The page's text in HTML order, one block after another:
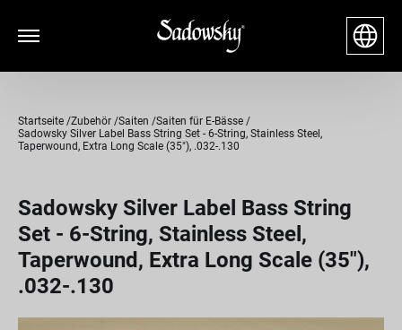
Startseite Zubehör Saiten
Saiten für E-Bässe
Sadowsky Silver Label Bass String Set - 6-String, Stainless Steel,
Taperwound, Extra Long Scale (35"), .032-.130
Sadowsky Silver Label Bass String
Set - 6-String, Stainless Steel,
Taperwound, Extra Long Scale (35"),
.032-.130